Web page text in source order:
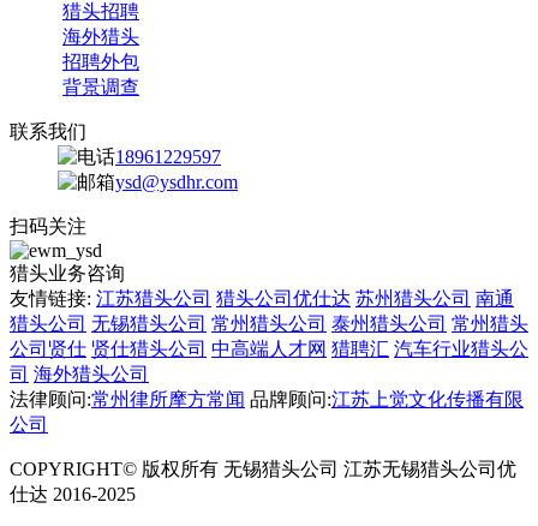
猎头招聘
海外猎头
招聘外包
背景调查
联系我们
18961229597
ysd@ysdhr.com
扫码关注
猎头业务咨询
友情链接: 江苏猎头公司 猎头公司优仕达 苏州猎头公司 南通
猎头公司 无锡猎头公司 常州猎头公司 泰州猎头公司 常州猎头
公司贤仕 贤仕猎头公司 中高端人才网 猎聘汇 汽车行业猎头公
司 海外猎头公司
法律顾问:常州律所摩方常闻 品牌顾问:江苏上觉文化传播有限
公司
COPYRIGHT© 版权所有 无锡猎头公司 江苏无锡猎头公司优
仕达 2016-2025